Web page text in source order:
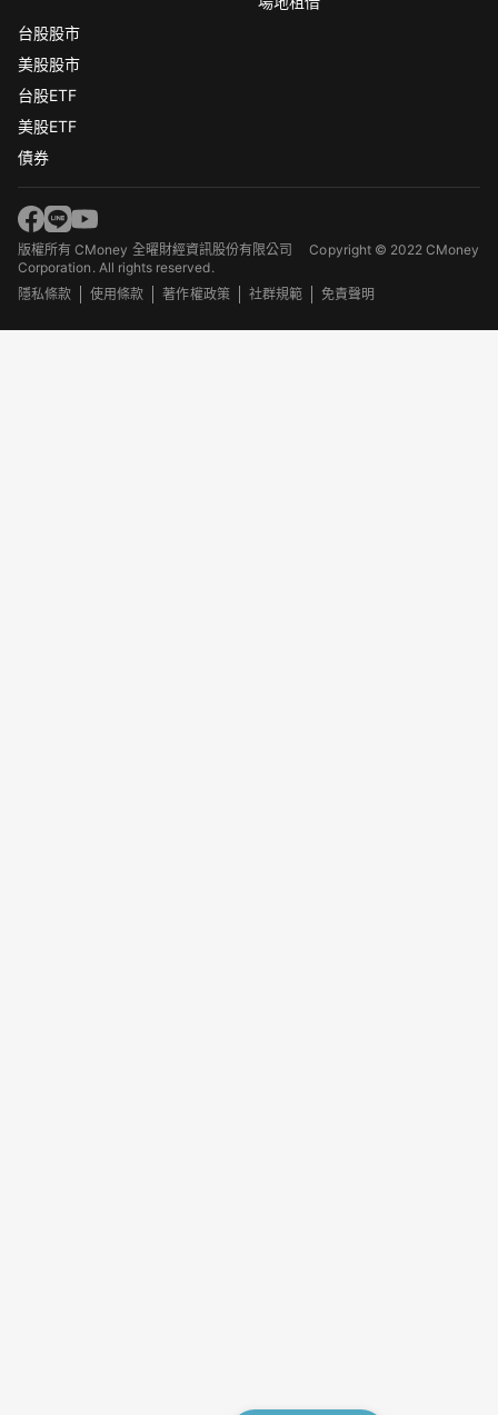
台股股市
美股股市
台股ETF
美股ETF
債券
版權所有 CMoney 全曜財經資訊股份有限公司Copyright © 2022 CMoney
Corporation. All rights reserved.
隱私條款
使用條款 著作權政策 社群規範 免責聲明